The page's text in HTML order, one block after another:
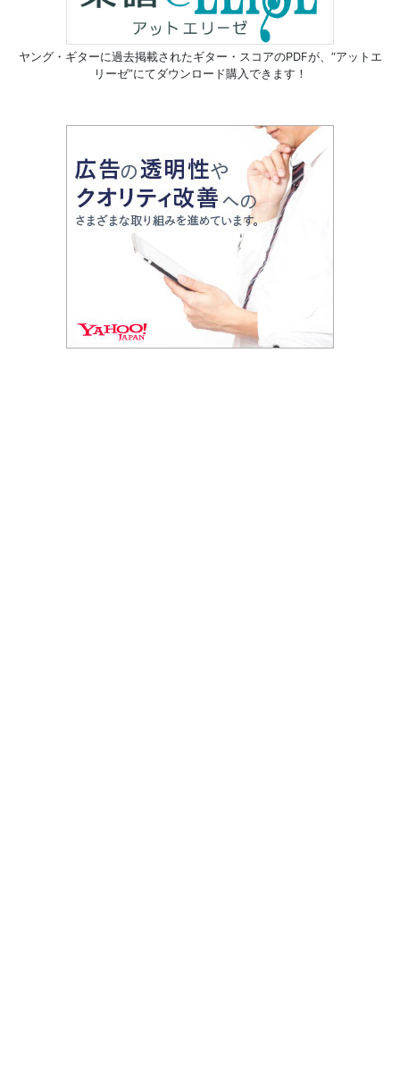
ヤング・ギターに過去掲載されたギター・スコアのPDFが、 “アットエ
リーゼ”にてダウンロード購入できます！